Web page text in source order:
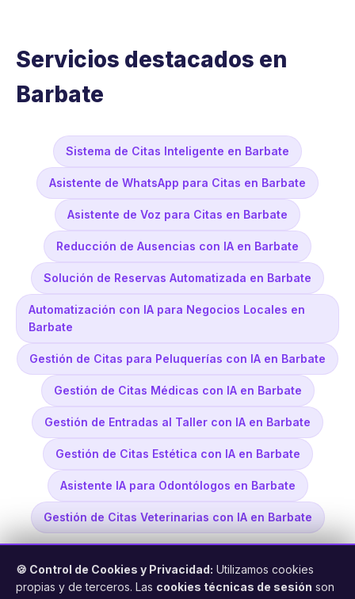
Servicios destacados en
Barbate
Sistema de Citas Inteligente en Barbate
Asistente de WhatsApp para Citas en Barbate
Asistente de Voz para Citas en Barbate
Reducción de Ausencias con IA en Barbate
Solución de Reservas Automatizada en Barbate
Automatización con IA para Negocios Locales en
Barbate
Gestión de Citas para Peluquerías con IA en Barbate
Gestión de Citas Médicas con IA en Barbate
Gestión de Entradas al Taller con IA en Barbate
Gestión de Citas Estética con IA en Barbate
Asistente IA para Odontólogos en Barbate
Gestión de Citas Veterinarias con IA en Barbate
🍪 Control de Cookies y Privacidad: Utilizamos cookies
propias y de terceros. Las cookies técnicas de sesión son